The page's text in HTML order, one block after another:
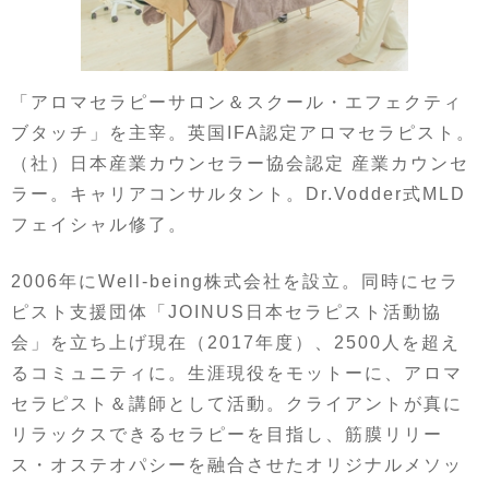
「アロマセラピーサロン＆スクール・エフェクティ
ブタッチ」を主宰。英国IFA認定アロマセラピスト。
（社）日本産業カウンセラー協会認定 産業カウンセ
ラー。キャリアコンサルタント。Dr.Vodder式MLD
フェイシャル修了。
2006年にWell-being株式会社を設立。同時にセラ
ピスト支援団体「JOINUS日本セラピスト活動協
会」を立ち上げ現在（2017年度）、2500人を超え
るコミュニティに。生涯現役をモットーに、アロマ
セラピスト＆講師として活動。クライアントが真に
リラックスできるセラピーを目指し、筋膜リリー
ス・オステオパシーを融合させたオリジナルメソッ